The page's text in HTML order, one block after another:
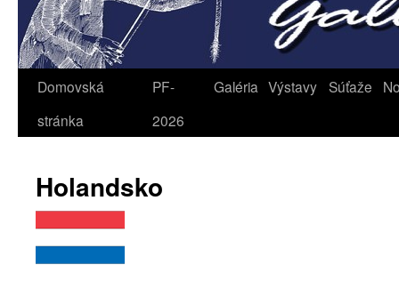
Domovská
stránka
PF-
2026
Galéria Výstavy Súťaže
Holandsko